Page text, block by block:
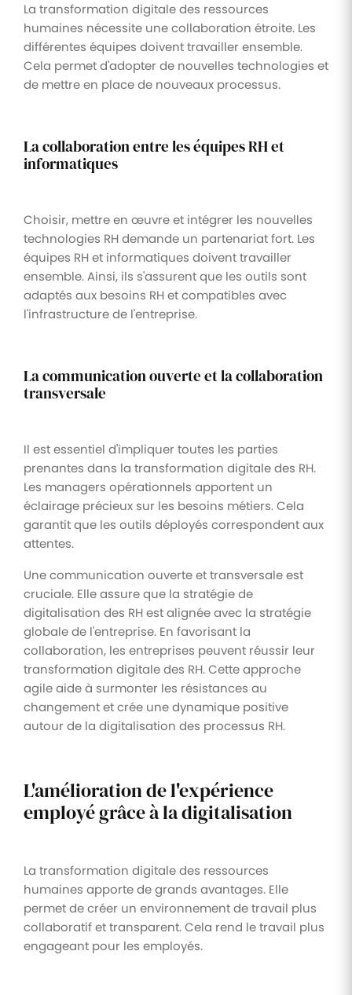
La transformation digitale des ressources
humaines nécessite une collaboration étroite. Les
différentes équipes doivent travailler ensemble.
Cela permet d'adopter de nouvelles technologies et
de mettre en place de nouveaux processus.
La collaboration entre les équipes RH et
informatiques
Choisir, mettre en œuvre et intégrer les nouvelles
technologies RH demande un partenariat fort. Les
équipes RH et informatiques doivent travailler
ensemble. Ainsi, ils s'assurent que les outils sont
adaptés aux besoins RH et compatibles avec
l'infrastructure de l'entreprise.
La communication ouverte et la collaboration
transversale
Il est essentiel d'impliquer toutes les parties
prenantes dans la transformation digitale des RH.
Les managers opérationnels apportent un
éclairage précieux sur les besoins métiers. Cela
garantit que les outils déployés correspondent aux
attentes.
Une communication ouverte et transversale est
cruciale. Elle assure que la stratégie de
digitalisation des RH est alignée avec la stratégie
globale de l'entreprise. En favorisant la
collaboration, les entreprises peuvent réussir leur
transformation digitale des RH. Cette approche
agile aide à surmonter les résistances au
changement et crée une dynamique positive
autour de la digitalisation des processus RH.
L'amélioration de l'expérience
employé grâce à la digitalisation
La transformation digitale des ressources
humaines apporte de grands avantages. Elle
permet de créer un environnement de travail plus
collaboratif et transparent. Cela rend le travail plus
engageant pour les employés.